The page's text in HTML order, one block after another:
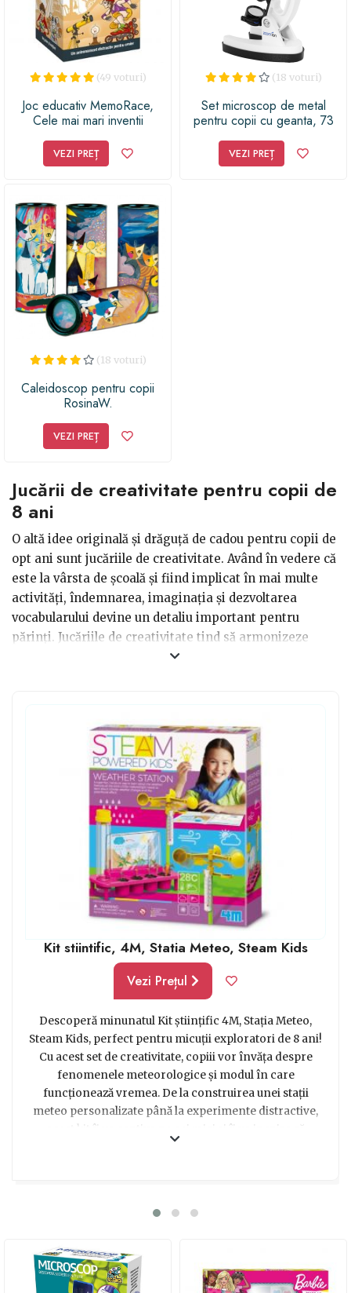
(49 voturi)
Joc educativ MemoRace,
Cele mai mari inventii
VEZI PREȚ
(18 voturi)
Set microscop de metal
pentru copii cu geanta, 73
VEZI PREȚ
(18 voturi)
Caleidoscop pentru copii
RosinaW.
VEZI PREȚ
Jucării de creativitate pentru copii de
8 ani
O altă idee originală și drăguță de cadou pentru copii de
opt ani sunt jucăriile de creativitate. Având în vedere că
este la vârsta de școală și fiind implicat în mai multe
activități, îndemnarea, imaginația și dezvoltarea
vocabularului devine un detaliu important pentru
părinți. Jucăriile de creativitate tind să armonizeze
abilitățile, cât și să descopere eventualele talente ale
inofensive, confecționate din materiale ecologice și
Articolele de artă și artizanat îi pot ajuta pe copii să-și
exprime creativitatea și să-și dezvolte abilitățile
motorii fine. Există o varietate de articole de artă și
artizanat disponibile, inclusiv creioane colorate,
vopsele, markere și lut, perfecte de cadou copii 8 ani.
Kit stiintific, 4M, Statia Meteo, Steam Kids
Vezi Prețul
Descoperă minunatul Kit științific 4M, Stația Meteo,
Steam Kids, perfect pentru micuții exploratori de 8 ani!
Cu acest set de creativitate, copiii vor învăța despre
fenomenele meteorologice și modul în care
funcționează vremea. De la construirea unei stații
meteo personalizate până la experimente distractive,
acest kit îi va captiva pe cei mici și îi va inspira să